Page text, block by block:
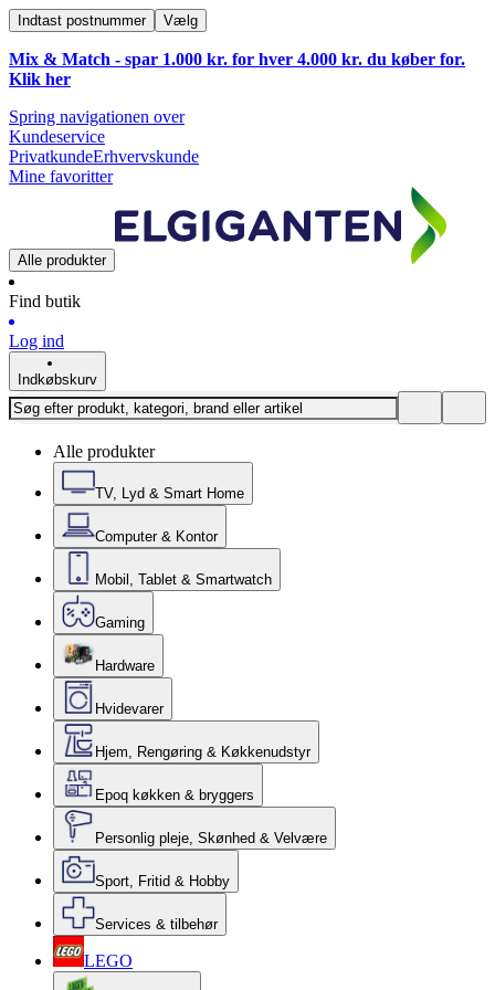
Indtast postnummer Vælg
Mix & Match - spar 1.000 kr. for hver 4.000 kr. du køber for.
Klik her
Spring navigationen over
Kundeservice
PrivatkundeErhvervskunde
Mine favoritter
Alle produkter
Find butik
Log ind
Indkøbskurv
Alle produkter
TV, Lyd & Smart Home
Computer & Kontor
Mobil, Tablet & Smartwatch
Gaming
Hardware
Hvidevarer
Hjem, Rengøring & Køkkenudstyr
Epoq køkken & bryggers
Personlig pleje, Skønhed & Velvære
Sport, Fritid & Hobby
Services & tilbehør
LEGO